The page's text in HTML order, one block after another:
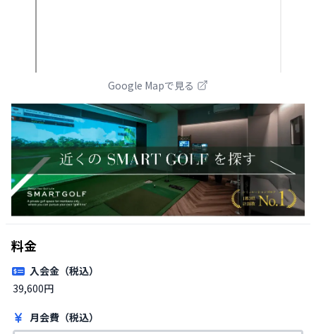
Google Mapで見る
料金
入会金（税込）
39,600円
月会費（税込）